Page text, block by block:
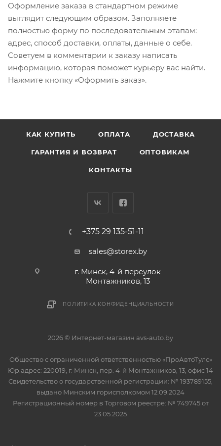
Оформление заказа в стандартном режиме
выглядит следующим образом. Заполняете
полностью форму по последовательным этапам:
адрес, способ доставки, оплаты, данные о себе.
Советуем в комментарии к заказу написать
информацию, которая поможет курьеру вас найти.
Нажмите кнопку «Оформить заказ».
КАК КУПИТЬ ОПЛАТА ДОСТАВКА
ГАРАНТИЯ И ВОЗВРАТ ОПТОВИКАМ
КОНТАКТЫ
+375 29 135-51-11
sales@storex.by
г. Минск, 4-й переулок
Монтажников, 13
ПОЛИТИКА КОНФИДЕНЦИАЛЬНОСТИ
2026 © Интернет-магазин avs-auto.by
Общество с ограниченной ответственностью «ПроАвтоТулс»
Юр.адрес: 220019, г. Минск, пер. 4-й Монтажников, 13, офис 14
Свидетельство о государственной регистрации: № 193789155,
выдано Минским горисполкомом 12.09.2024
Регистрационный номер в Торговом реестре: № 749745 от
23.05.2025